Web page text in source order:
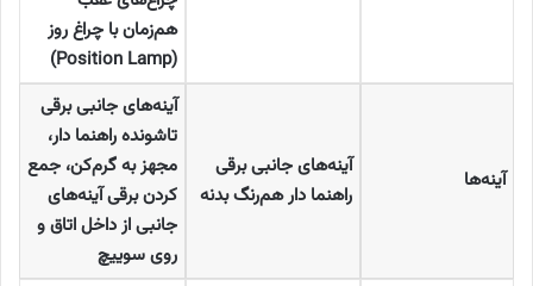
هم‌زمان با چراغ روز
(Position Lamp)
آینه‌ها
آینه‌های جانبی برقی
راهنما دار هم‌رنگ بدنه
آینه‌های جانبی برقی
تاشونده راهنما دار،
مجهز به گرم‌کن، جمع
کردن برقی آینه‌های
جانبی از داخل اتاق و
روی سوییچ